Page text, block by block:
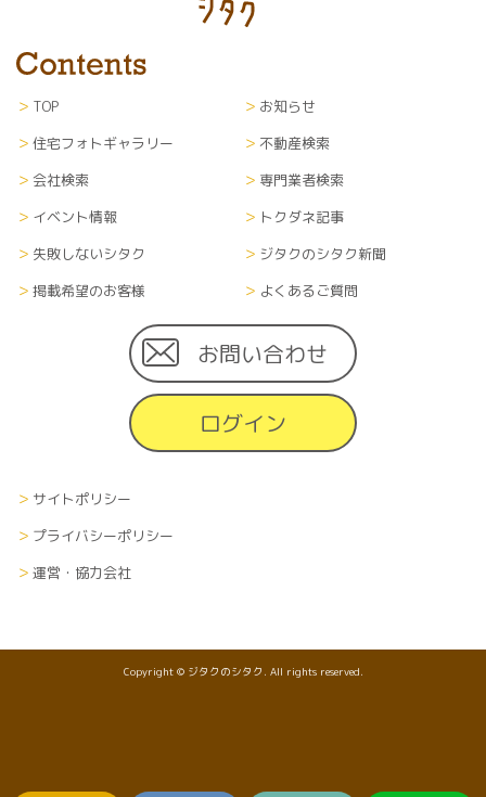
TOP
お知らせ
住宅フォトギャラリー
不動産検索
会社検索
専門業者検索
イベント情報
トクダネ記事
失敗しないシタク
ジタクのシタク新聞
掲載希望のお客様
よくあるご質問
お問い合わせ
ログイン
サイトポリシー
プライバシーポリシー
運営・協力会社
Copyright © ジタクのシタク. All rights reserved.